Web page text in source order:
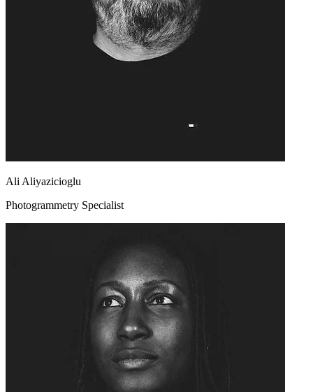
Ali Aliyazicioglu
Photogrammetry Specialist